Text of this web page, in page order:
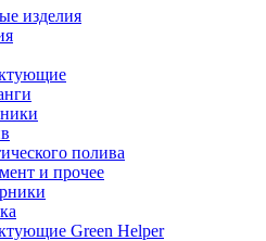
изделия
полива
и прочее
Green Helper